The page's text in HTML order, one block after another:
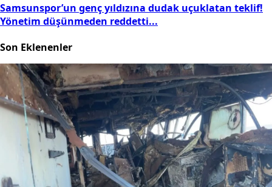
Samsunspor’un genç yıldızına dudak uçuklatan teklif!
Yönetim düşünmeden reddetti...
Son Eklenenler